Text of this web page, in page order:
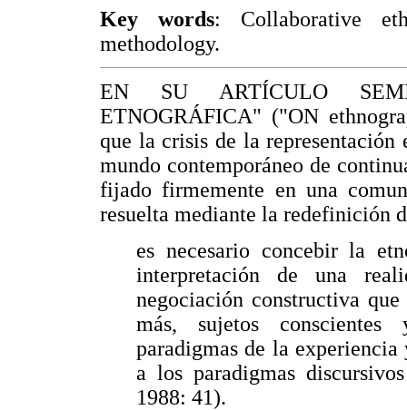
Key words: Collaborative
methodology.
EN SU ARTÍCULO
ETNOGRÁFICA" ("ON
que la crisis de la
mundo contemporáneo de
fijado firmemente en una
resuelta mediante la redefinición
es necesario concebir la
interpretación de una
negociación constructiva
más, sujetos
paradigmas de la
a los paradigmas
1988: 41).